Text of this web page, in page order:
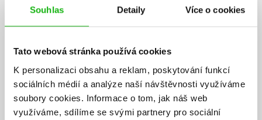
Souhlas Detaily Více o cookies
Tato webová stránka používá cookies
K personalizaci obsahu a reklam, poskytování funkcí
sociálních médií a analýze naší návštěvnosti využíváme
soubory cookies. Informace o tom, jak náš web
využíváme, sdílíme se svými partnery pro sociální
Michal Mynář